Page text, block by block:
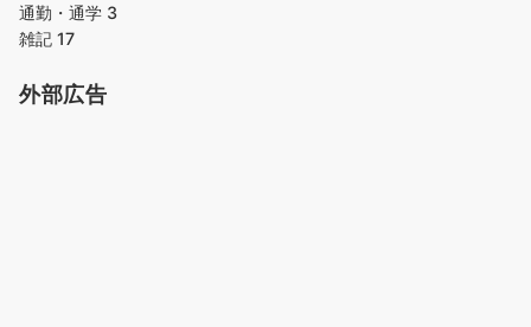
通勤・通学 3
雑記 17
外部広告